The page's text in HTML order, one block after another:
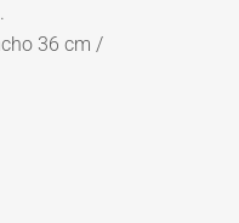
.
36 cm /